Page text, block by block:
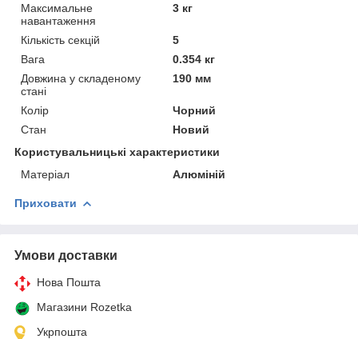
Максимальне
навантаження
3 кг
Кількість секцій
5
Вага
0.354 кг
Довжина у складеному
стані
190 мм
Колір
Чорний
Стан
Новий
Користувальницькі характеристики
Матеріал
Алюміній
Приховати
Умови доставки
Нова Пошта
Магазини Rozetka
Укрпошта